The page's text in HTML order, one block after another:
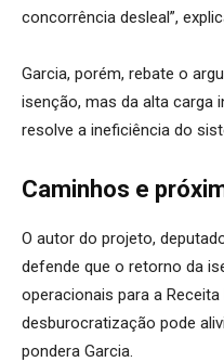
concorrência desleal”,
Garcia, porém, rebate o
isenção, mas da alta carga
resolve a ineficiência do
Caminhos e
O autor do projeto,
defende que o retorno da
operacionais para a
desburocratização pode
pondera Garcia.